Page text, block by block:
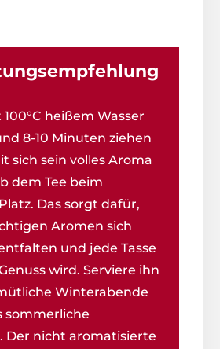
heißem Wasser
8-10 Minuten ziehen
sich sein volles Aroma
dem Tee beim
Das sorgt dafür,
Aromen sich
und jede Tasse
wird. Serviere ihn
Winterabende
sommerliche
Der nicht aromatisierte